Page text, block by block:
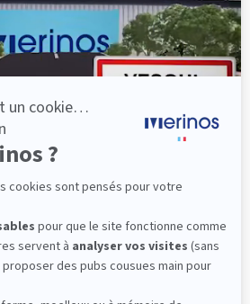
Découvrir